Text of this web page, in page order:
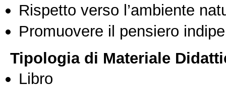
Rispetto verso l’ambiente
Promuovere il pensiero
Tipologia di Materiale
Libro